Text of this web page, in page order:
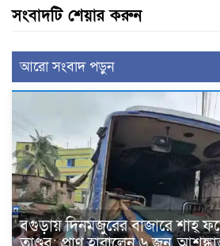
সংবাদটি শেয়ার করুন
আরো সংবাদ পড়ুন
বগুড়ায় দিনমজুরের বাজারে শাহ্